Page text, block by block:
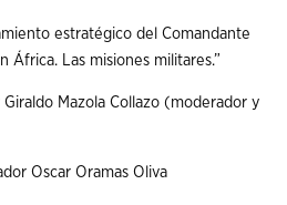
estratégico del Comandante
África. Las misiones militares.”
Collazo (moderador y
Oramas Oliva